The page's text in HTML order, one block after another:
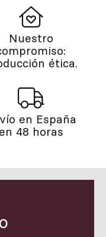
Nuestro
ética.
en España
en 48 horas